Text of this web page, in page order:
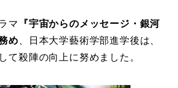
マ
『宇宙からのメッセージ・銀河
め 、日本大学藝術学部進学後は、
て殺陣の向上に努めました。